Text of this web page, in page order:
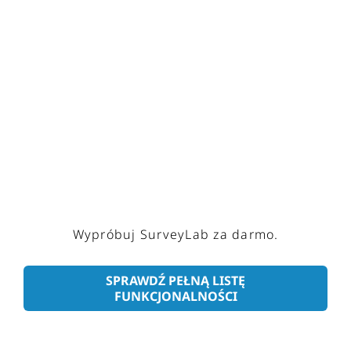
SPRAWDŹ PEŁNĄ LISTĘ
FUNKCJONALNOŚCI
Wypróbuj SurveyLab za darmo.